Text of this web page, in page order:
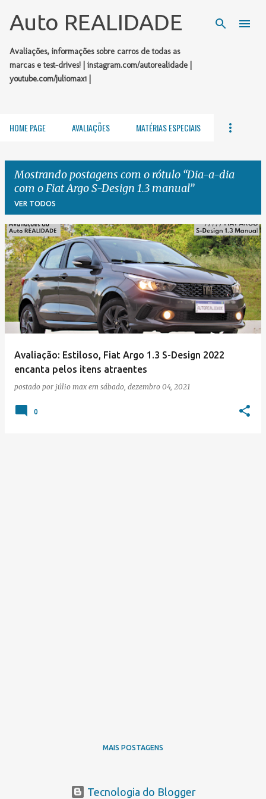
Pular para o conteúdo principal
Auto REALIDADE
Avaliações, informações sobre carros de todas as
marcas e test-drives! | instagram.com/autorealidade |
youtube.com/juliomax1 |
HOME PAGE AVALIAÇÕES MATÉRIAS ESPECIAIS
Mostrando postagens com o rótulo Dia-a-dia
com o Fiat Argo S-Design 1.3 manual
VER TODOS
P
o
s
t
a
g
Avaliação: Estiloso, Fiat Argo 1.3 S-Design 2022
encanta pelos itens atraentes
postado por júlio max em sábado, dezembro 04, 2021
0
MAIS POSTAGENS
Tecnologia do Blogger